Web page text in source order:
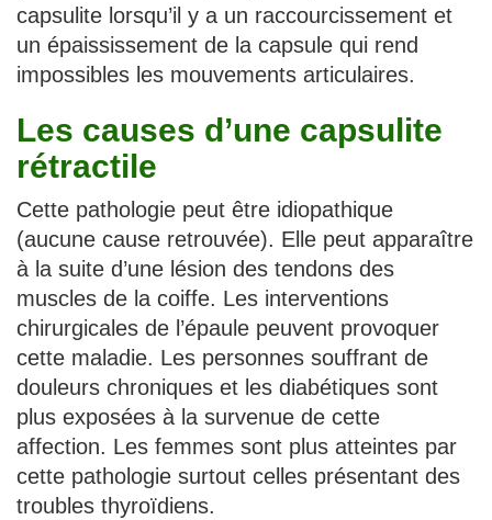
capsulite lorsqu’il y a un raccourcissement et
un épaississement de la capsule qui rend
impossibles les mouvements articulaires.
Les causes d’une capsulite
rétractile
Cette pathologie peut être idiopathique
(aucune cause retrouvée). Elle peut apparaître
à la suite d’une lésion des tendons des
muscles de la coiffe. Les interventions
chirurgicales de l’épaule peuvent provoquer
cette maladie. Les personnes souffrant de
douleurs chroniques et les diabétiques sont
plus exposées à la survenue de cette
affection. Les femmes sont plus atteintes par
cette pathologie surtout celles présentant des
troubles thyroïdiens.